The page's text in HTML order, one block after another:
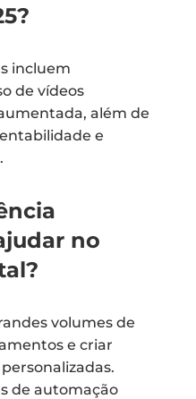
incluem
de vídeos
além de
e
no
volumes de
e criar
de automação